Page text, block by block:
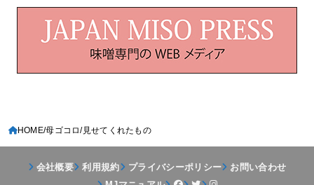
HOME 母ゴコロ 見せてくれたもの
会社概要 利用規約 プライバシーポリシー
お問い合わせ